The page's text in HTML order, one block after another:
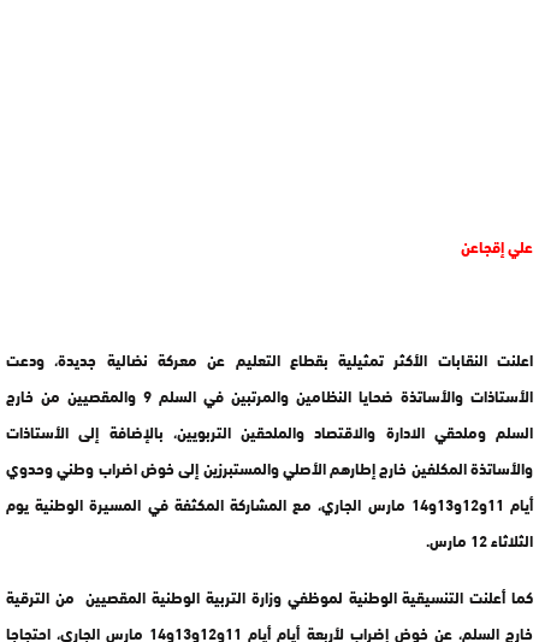
علي إقجاعن
اعلنت النقابات الأكثر تمثيلية بقطاع التعليم عن معركة نضالية جديدة، ودعت
الأستاذات والأساتذة ضحايا النظامين والمرتبين في السلم 9 والمقصيين من خارج
السلم وملحقي الادارة والاقتصاد والملحقين التربويين، بالإضافة إلى الأستاذات
والأساتذة المكلفين خارج إطارهم الأصلي والمستبرزين إلى خوض اضراب وطني وحدوي
أيام 11و12و13و14 مارس الجاري، مع المشاركة المكثفة في المسيرة الوطنية يوم
الثلاثاء 12 مارس.
كما أعلنت التنسيقية الوطنية لموظفي وزارة التربية الوطنية المقصيين من الترقية
خارج السلم، عن خوض إضراب لأربعة أيام أيام 11و12و13و14 مارس الجاري، احتجاجا